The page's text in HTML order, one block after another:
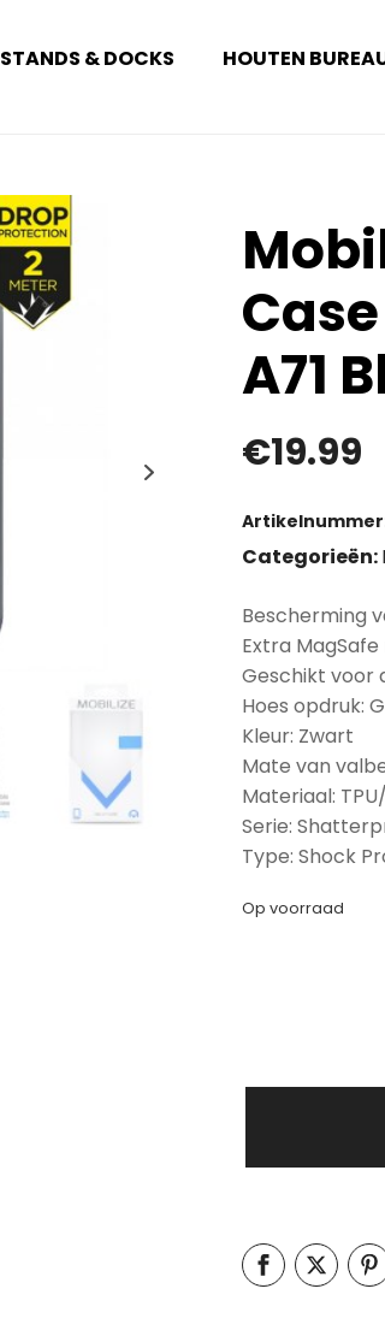
STANDS & DOCKS HOUTEN
A71
€19.99
Categorieën:
Bescherming
Extra
Geschikt voor
Hoes opdruk:
Kleur: Zwart
Mate van
Materiaal:
Serie:
Type: Shock
Op voorraad